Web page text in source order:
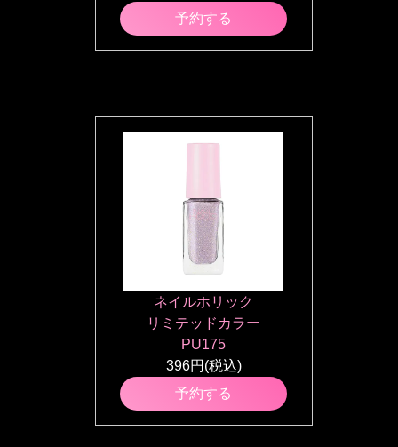
予約する
ネイルホリック
リミテッドカラー
PU175
396円(税込)
予約する